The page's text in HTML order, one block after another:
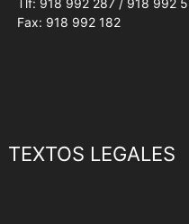
Tlf: 918 992 287 / 918 992
Fax: 918 992 182
TEXTOS LEGALES